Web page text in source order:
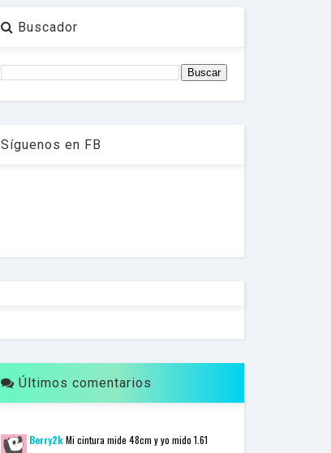
Buscador
Síguenos en FB
Últimos comentarios
Berry2kMi cintura mide 48cm y yo mido 1.61
e
g
n
e
L
I
O
N